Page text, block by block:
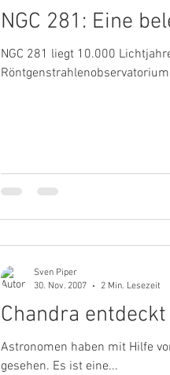
NGC 281: Eine
NGC 281 liegt 10.000
Chandra
Astronomen haben mit Hilfe
gesehen. Es ist eine...
Sven Piper
30. Nov. 2007
2 Min. Lesezeit